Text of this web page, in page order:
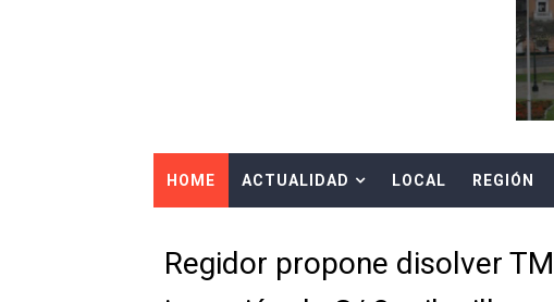
HIDRANDINA ADVIERTE SOBRE EL
HASTA EL 2 DE AGOSTO TIENEN
Caja Arequipa lanza tercera
Tres de cada cuatro atenciones
OSIPTEL: nueve de cada 10
HOME ACTUALIDAD LOCAL REGIÓN
Regidor propone disolver